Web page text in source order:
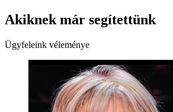
Akiknek már segítettünk
Ügyfeleink véleménye